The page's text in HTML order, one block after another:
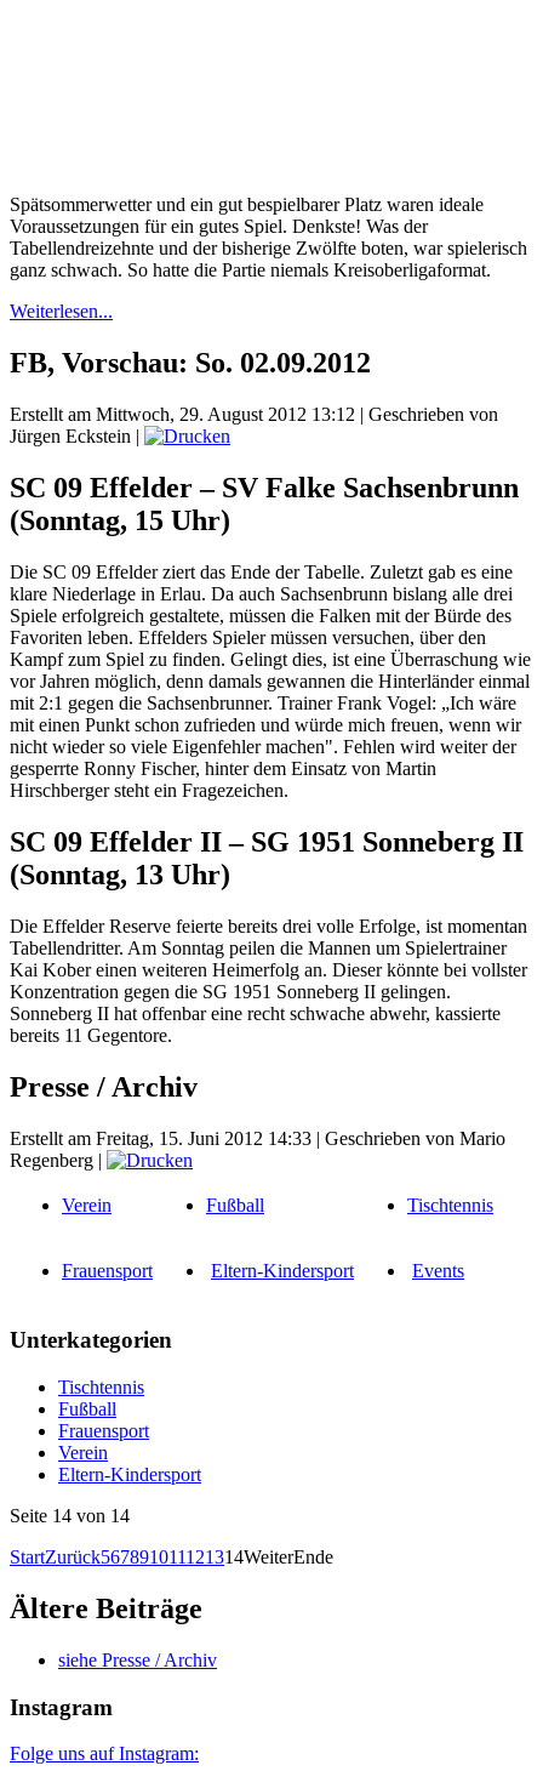
Spätsommerwetter und ein gut bespielbarer Platz waren ideale
Voraussetzungen für ein gutes Spiel. Denkste! Was der
Tabellendreizehnte und der bisherige Zwölfte boten, war spielerisch
ganz schwach. So hatte die Partie niemals Kreisoberligaformat.
Weiterlesen...
FB, Vorschau: So. 02.09.2012
Erstellt am Mittwoch, 29. August 2012 13:12 | Geschrieben von
Jürgen Eckstein |
SC 09 Effelder – SV Falke Sachsenbrunn
(Sonntag, 15 Uhr)
Die SC 09 Effelder ziert das Ende der Tabelle. Zuletzt gab es eine
klare Niederlage in Erlau. Da auch Sachsenbrunn bislang alle drei
Spiele erfolgreich gestaltete, müssen die Falken mit der Bürde des
Favoriten leben. Effelders Spieler müssen versuchen, über den
Kampf zum Spiel zu finden. Gelingt dies, ist eine Überraschung wie
vor Jahren möglich, denn damals gewannen die Hinterländer einmal
mit 2:1 gegen die Sachsenbrunner. Trainer Frank Vogel: „Ich wäre
mit einen Punkt schon zufrieden und würde mich freuen, wenn wir
nicht wieder so viele Eigenfehler machen". Fehlen wird weiter der
gesperrte Ronny Fischer, hinter dem Einsatz von Martin
Hirschberger steht ein Fragezeichen.
SC 09 Effelder II – SG 1951 Sonneberg II
(Sonntag, 13 Uhr)
Die Effelder Reserve feierte bereits drei volle Erfolge, ist momentan
Tabellendritter. Am Sonntag peilen die Mannen um Spielertrainer
Kai Kober einen weiteren Heimerfolg an. Dieser könnte bei vollster
Konzentration gegen die SG 1951 Sonneberg II gelingen.
Sonneberg II hat offenbar eine recht schwache abwehr, kassierte
bereits 11 Gegentore.
Presse / Archiv
Erstellt am Freitag, 15. Juni 2012 14:33 | Geschrieben von Mario
Regenberg |
Verein Fußball Tischtennis
Frauensport Eltern-Kindersport Events
Unterkategorien
Tischtennis
Fußball
Frauensport
Verein
Eltern-Kindersport
Seite 14 von 14
StartZurück567891011121314WeiterEnde
Ältere Beiträge
siehe Presse / Archiv
Instagram
Folge uns auf Instagram: